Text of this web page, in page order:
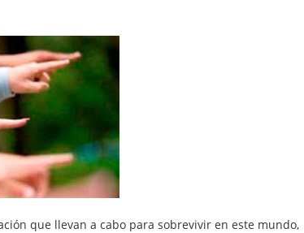
que llevan a cabo para sobrevivir en este mundo,